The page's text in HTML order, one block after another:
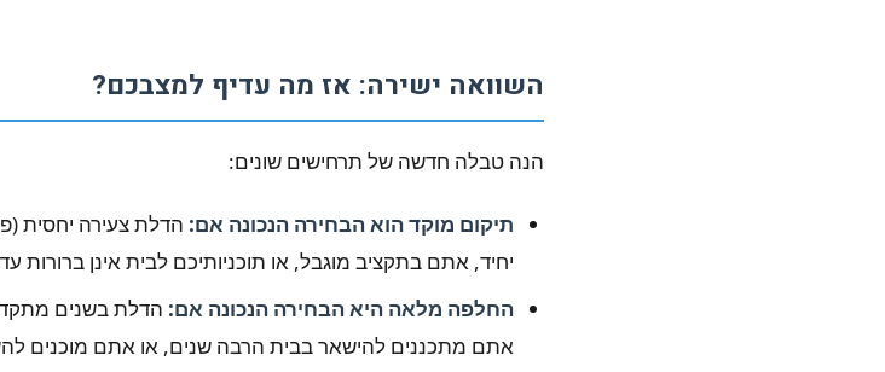
השוואה ישירה: אז מה עדיף למצבכם?
הנה טבלה חדשה של תרחישים שונים:
תיקום מוקד הוא הבחירה הנכונה אם:
יחיד, אתם בתקציב מוגבל, או תוכניותיכם לבית אינן ברורות
החלפה מלאה היא הבחירה הנכונה אם:
אתם מתכננים להישאר בבית הרבה שנים, או אתם מוכנים